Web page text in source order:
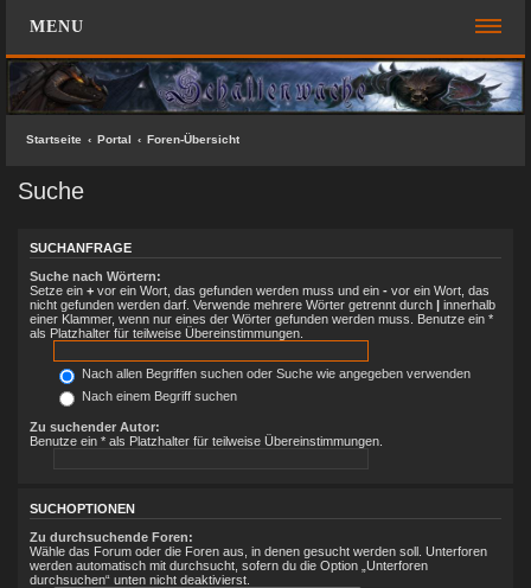
MENU
FOREN-ÜBERSICHT
Aktive Themen
Suche
Das Team
FAQ
ANMELDEN
Startseite Portal Foren-Übersicht
Suche
SUCHANFRAGE
Suche nach Wörtern:
Setze ein + vor ein Wort, das gefunden werden muss und ein - vor ein Wort, das
nicht gefunden werden darf. Verwende mehrere Wörter getrennt durch
innerhalb
einer Klammer, wenn nur eines der Wörter gefunden werden muss. Benutze ein *
als Platzhalter für teilweise Übereinstimmungen.
Nach allen Begriffen suchen oder Suche wie angegeben verwenden
Nach einem Begriff suchen
Zu suchender Autor:
Benutze ein * als Platzhalter für teilweise Übereinstimmungen.
SUCHOPTIONEN
Zu durchsuchende Foren:
Wähle das Forum oder die Foren aus, in denen gesucht werden soll. Unterforen
werden automatisch mit durchsucht, sofern du die Option „Unterforen
durchsuchen“ unten nicht deaktivierst.